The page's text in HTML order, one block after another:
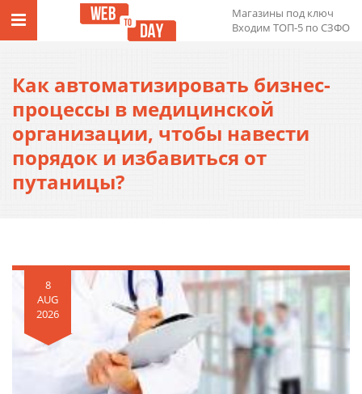
Магазины под ключ
Входим ТОП-5 по СЗФО
Как автоматизировать бизнес-
процессы в медицинской
организации, чтобы навести
порядок и избавиться от
путаницы?
8
AUG
2026